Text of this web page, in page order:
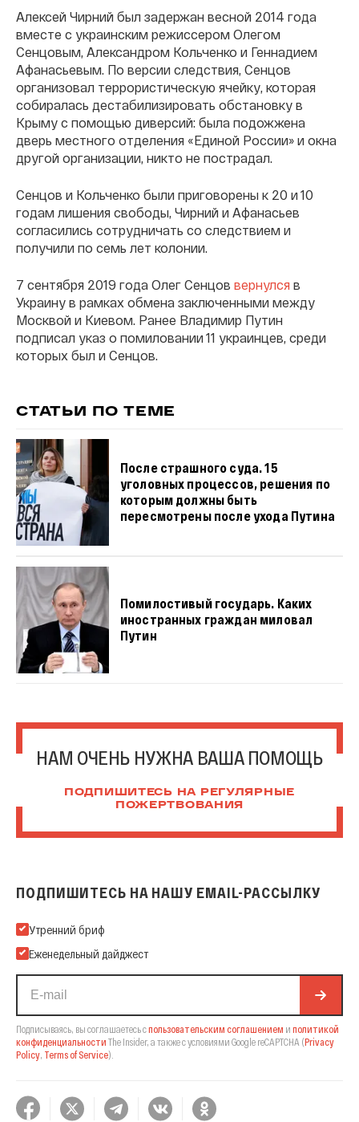
Алексей Чирний был задержан весной 2014 года
вместе с украинским режиссером Олегом
Сенцовым, Александром Кольченко и Геннадием
Афанасьевым. По версии следствия, Сенцов
организовал террористическую ячейку, которая
собиралась дестабилизировать обстановку в
Крыму с помощью диверсий: была подожжена
дверь местного отделения «Единой России» и окна
другой организации, никто не пострадал.
Сенцов и Кольченко были приговорены к 20 и 10
годам лишения свободы, Чирний и Афанасьев
согласились сотрудничать со следствием и
получили по семь лет колонии.
7 сентября 2019 года Олег Сенцов вернулся в
Украину в рамках обмена заключенными между
Москвой и Киевом. Ранее Владимир Путин
подписал указ о помиловании 11 украинцев, среди
которых был и Сенцов.
СТАТЬИ ПО ТЕМЕ
После страшного суда. 15
уголовных процессов, решения по
которым должны быть
пересмотрены после ухода Путина
Помилостивый государь. Каких
иностранных граждан миловал
Путин
НАМ ОЧЕНЬ НУЖНА ВАША ПОМОЩЬ
ПОДПИШИТЕСЬ НА РЕГУЛЯРНЫЕ
ПОЖЕРТВОВАНИЯ
ПОДПИШИТЕСЬ НА НАШУ EMAIL-РАССЫЛКУ
Подпишитесь на нашу Email-рассылку
Утренний бриф
Еженедельный дайджест
Подписываясь, вы соглашаетесь спользовательским соглашением и политикой
конфиденциальности The Insider, а также с условиями Google reCAPTCHA (Privacy
Policy Terms of Service).